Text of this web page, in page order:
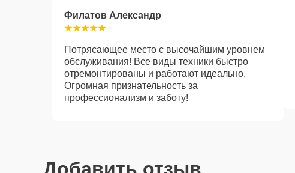
Филатов Александр
Потрясающее место с высочайшим уровнем
обслуживания! Все виды техники быстро
отремонтированы и работают идеально.
Огромная признательность за
профессионализм и заботу!